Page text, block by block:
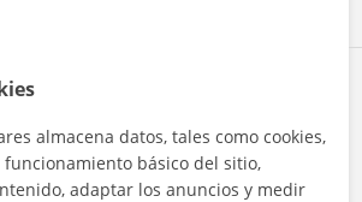
almacena datos, tales como cookies,
básico del sitio,
adaptar los anuncios y medir